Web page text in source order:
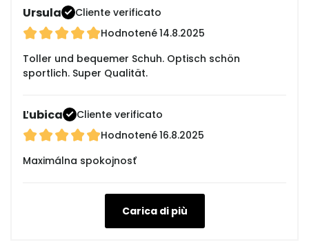
Ursula
Cliente verificato
Hodnotené14.8.2025
Toller und bequemer Schuh. Optisch schön
sportlich. Super Qualität.
Ľubica
Cliente verificato
Hodnotené16.8.2025
Maximálna spokojnosť
Carica di più